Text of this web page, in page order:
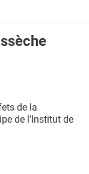
de la
de l’Institut de